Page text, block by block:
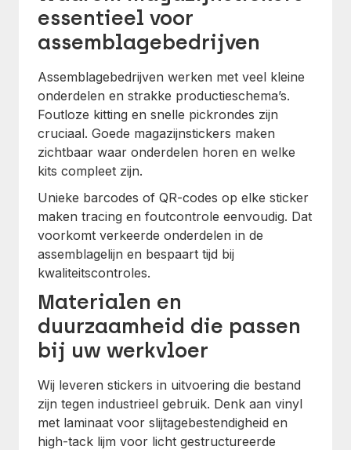
essentieel voor
assemblagebedrijven
Assemblagebedrijven werken met veel kleine
onderdelen en strakke productieschema’s.
Foutloze kitting en snelle pickrondes zijn
cruciaal. Goede magazijnstickers maken
zichtbaar waar onderdelen horen en welke
kits compleet zijn.
Unieke barcodes of QR-codes op elke sticker
maken tracing en foutcontrole eenvoudig. Dat
voorkomt verkeerde onderdelen in de
assemblagelijn en bespaart tijd bij
kwaliteitscontroles.
Materialen en
duurzaamheid die passen
bij uw werkvloer
Wij leveren stickers in uitvoering die bestand
zijn tegen industrieel gebruik. Denk aan vinyl
met laminaat voor slijtagebestendigheid en
high-tack lijm voor licht gestructureerde